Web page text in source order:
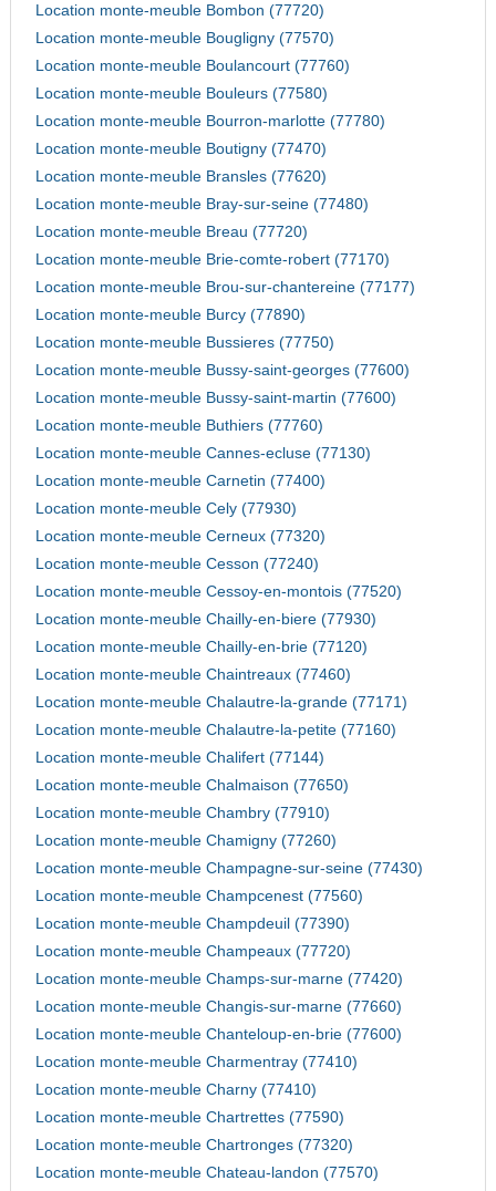
Location monte-meuble Bombon (77720)
Location monte-meuble Bougligny (77570)
Location monte-meuble Boulancourt (77760)
Location monte-meuble Bouleurs (77580)
Location monte-meuble Bourron-marlotte (77780)
Location monte-meuble Boutigny (77470)
Location monte-meuble Bransles (77620)
Location monte-meuble Bray-sur-seine (77480)
Location monte-meuble Breau (77720)
Location monte-meuble Brie-comte-robert (77170)
Location monte-meuble Brou-sur-chantereine (77177)
Location monte-meuble Burcy (77890)
Location monte-meuble Bussieres (77750)
Location monte-meuble Bussy-saint-georges (77600)
Location monte-meuble Bussy-saint-martin (77600)
Location monte-meuble Buthiers (77760)
Location monte-meuble Cannes-ecluse (77130)
Location monte-meuble Carnetin (77400)
Location monte-meuble Cely (77930)
Location monte-meuble Cerneux (77320)
Location monte-meuble Cesson (77240)
Location monte-meuble Cessoy-en-montois (77520)
Location monte-meuble Chailly-en-biere (77930)
Location monte-meuble Chailly-en-brie (77120)
Location monte-meuble Chaintreaux (77460)
Location monte-meuble Chalautre-la-grande (77171)
Location monte-meuble Chalautre-la-petite (77160)
Location monte-meuble Chalifert (77144)
Location monte-meuble Chalmaison (77650)
Location monte-meuble Chambry (77910)
Location monte-meuble Chamigny (77260)
Location monte-meuble Champagne-sur-seine (77430)
Location monte-meuble Champcenest (77560)
Location monte-meuble Champdeuil (77390)
Location monte-meuble Champeaux (77720)
Location monte-meuble Champs-sur-marne (77420)
Location monte-meuble Changis-sur-marne (77660)
Location monte-meuble Chanteloup-en-brie (77600)
Location monte-meuble Charmentray (77410)
Location monte-meuble Charny (77410)
Location monte-meuble Chartrettes (77590)
Location monte-meuble Chartronges (77320)
Location monte-meuble Chateau-landon (77570)